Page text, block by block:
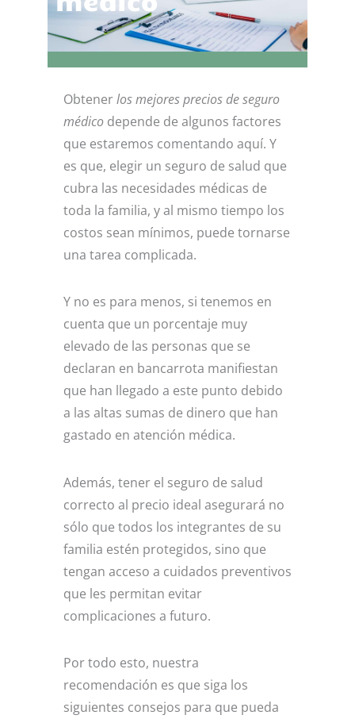
Obtenerlos mejores precios de seguro
médico depende de algunos factores
que estaremos comentando aquí. Y
es que, elegir un seguro de salud que
cubra las necesidades médicas de
toda la familia, y al mismo tiempo los
costos sean mínimos, puede tornarse
una tarea complicada.
Y no es para menos, si tenemos en
cuenta que un porcentaje muy
elevado de las personas que se
declaran en bancarrota manifiestan
que han llegado a este punto debido
a las altas sumas de dinero que han
gastado en atención médica.
Además, tener el seguro de salud
correcto al precio ideal asegurará no
sólo que todos los integrantes de su
familia estén protegidos, sino que
tengan acceso a cuidados preventivos
que les permitan evitar
complicaciones a futuro.
Por todo esto, nuestra
recomendación es que siga los
siguientes consejos para que pueda